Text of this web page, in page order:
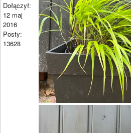
Dołączył:
12 maj
2016
Posty:
13628